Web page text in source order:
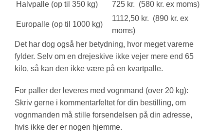
Halvpalle (op til 350 kg)
725 kr. (580 kr. ex moms)
Europalle (op til 1000 kg)
1112,50 kr. (890 kr. ex
moms)
Det har dog også her betydning, hvor meget varerne
fylder. Selv om en drejeskive ikke vejer mere end 65
kilo, så kan den ikke være på en kvartpalle.
For paller der leveres med vognmand (over 20 kg):
Skriv gerne i kommentarfeltet for din bestilling, om
vognmanden må stille forsendelsen på din adresse,
hvis ikke der er nogen hjemme.